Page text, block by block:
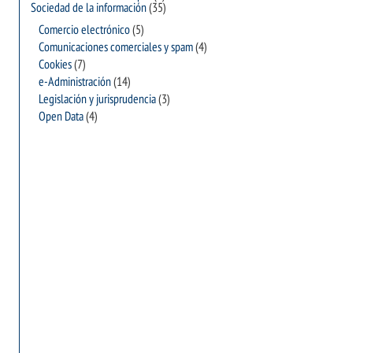
Sociedad de la información(35)
Comercio electrónico(5)
Comunicaciones comerciales y spam(4)
Cookies(7)
e-Administración(14)
Legislación y jurisprudencia(3)
Open Data(4)